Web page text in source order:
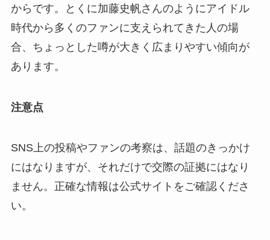
からです。とくに加藤史帆さんのようにアイドル
時代から多くのファンに支えられてきた人の場
合、ちょっとした噂が大きく広まりやすい傾向が
あります。
注意点
SNS上の投稿やファンの考察は、話題のきっかけ
にはなりますが、それだけで交際の証拠にはなり
ません。正確な情報は公式サイトをご確認くださ
い。